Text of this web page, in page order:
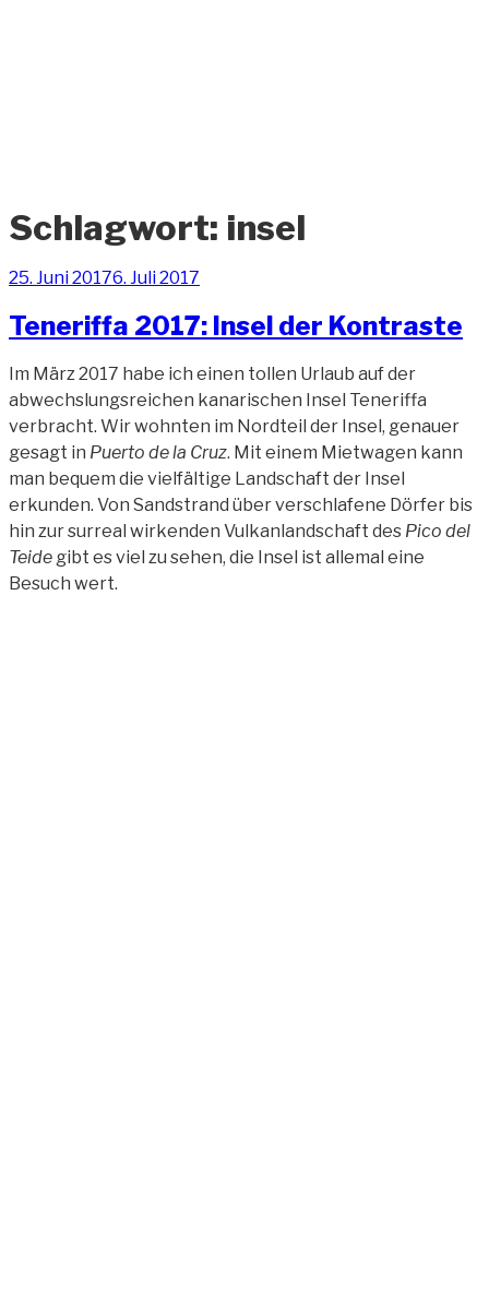
Schlagwort: insel
Veröffentlicht
25. Juni 20176. Juli 2017
Teneriffa 2017: Insel der Kontraste
Im März 2017 habe ich einen tollen Urlaub auf der
abwechslungsreichen kanarischen Insel Teneriffa
verbracht. Wir wohnten im Nordteil der Insel, genauer
gesagt in Puerto de la Cruz. Mit einem Mietwagen kann
man bequem die vielfältige Landschaft der Insel
erkunden. Von Sandstrand über verschlafene Dörfer bis
hin zur surreal wirkenden Vulkanlandschaft des Pico del
Teide gibt es viel zu sehen, die Insel ist allemal eine
Besuch wert.